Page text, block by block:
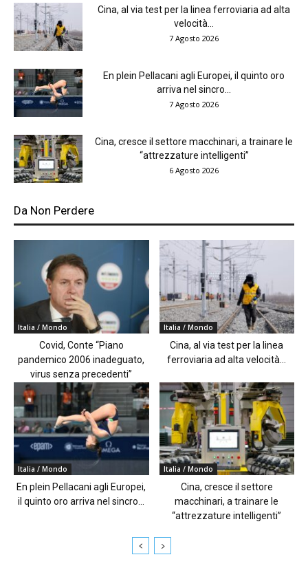
Cina, al via test per la linea ferroviaria ad alta
velocità...
7 Agosto 2026
En plein Pellacani agli Europei, il quinto oro
arriva nel sincro...
7 Agosto 2026
Cina, cresce il settore macchinari, a trainare le
“attrezzature intelligenti”
6 Agosto 2026
Da Non Perdere
Italia / Mondo
Covid, Conte “Piano
pandemico 2006 inadeguato,
virus senza precedenti”
Italia / Mondo
Cina, al via test per la linea
ferroviaria ad alta velocità...
Italia / Mondo
En plein Pellacani agli Europei,
il quinto oro arriva nel sincro...
Italia / Mondo
Cina, cresce il settore
macchinari, a trainare le
“attrezzature intelligenti”